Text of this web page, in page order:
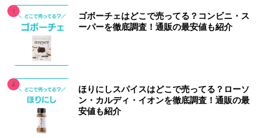
ゴボーチェはどこで売ってる？コンビニ・ス
ーパーを徹底調査！通販の最安値も紹介
ほりにしスパイスはどこで売ってる？ローソ
ン・カルディ・イオンを徹底調査！通販の最
安値も紹介